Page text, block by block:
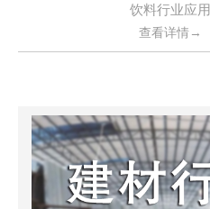
饮料行业应用
查看详情→